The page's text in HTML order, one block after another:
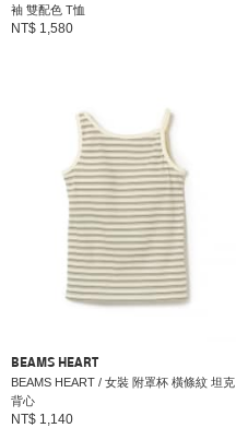
袖 雙配色 T恤
NT$ 1,580
BEAMS HEART
BEAMS HEART / 女裝 附罩杯 橫條紋 坦克
背心
NT$ 1,140